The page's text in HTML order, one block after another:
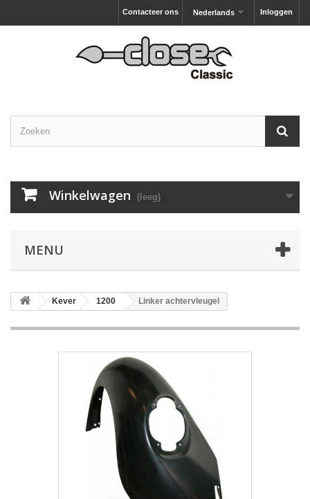
Inloggen
Nederlands
Contacteer ons
Winkelwagen (leeg)
MENU
Kever 1200 Linker achtervleugel